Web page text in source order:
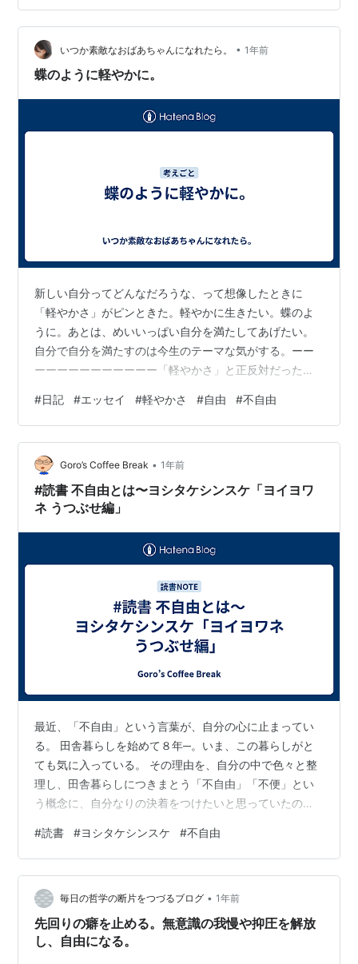
ヴァリエーションは色々ある。金が不自由な人…これに
該当する人は多いだろう。でも、どれだけ不自由なのか
は相対的なことなので他人からはよく分からない。金持
ちでも、財産があっても、それ…
いつか素敵なおばあちゃんになれたら。 • 1年前
蝶のように軽やかに。
新しい自分ってどんなだろうな、って想像したときに
「軽やかさ」がピンときた。軽やかに生きたい。蝶のよ
うに。あとは、めいいっぱい自分を満たしてあげたい。
自分で自分を満たすのは今生のテーマな気がする。ーー
ーーーーーーーーーーー「軽やかさ」と正反対だった人
た。ただ生きているだけだが、無意識で「人生とは不自
由なものだ」をベースに思考していたと思う。自分で無
意識にかけた呪いに、中途半端に反発していた。反発も
中途半端だからチリツモる欲求不満みたいな。 すごく重
たいエネルギーで生きていた。今は前ほどの理不尽な不
自由さをあまり感じていない。状況や時間の制約は感じ
#日記 #エッセイ #軽やかさ #自由 #不自由
Goro’s Coffee Break • 1年前
#読書 不自由とは〜ヨシタケシンスケ「ヨイヨワ
ネ うつぶせ編」
最近、「不自由」という言葉が、自分の心に止まってい
る。 田舎暮らしを始めて８年─。いま、この暮らしがと
ても気に入っている。 その理由を、自分の中で色々と整
理し、田舎暮らしにつきまとう「不自由」「不便」とい
う概念に、自分なりの決着をつけたいと思っていたの
タケシンスケの言葉だ。 不自由は自由をへらすものでは
なく、 不自由と自由は表裏一体なものなのだ。 不自由が
あってこそ、生まれる自由がたくさんあるのだ。 これは
おそらく、ヨシタケシンスケという作家が、創作活動に
行き詰まっていたときに、自らを奮い立たせようと記し
た言葉ではないだろうか。 さて、田舎に…
#読書 #ヨシタケシンスケ #不自由
毎日の哲学の断片をつづるブログ • 1年前
先回りの癖を止める。無意識の我慢や抑圧を解放
し、自由になる。